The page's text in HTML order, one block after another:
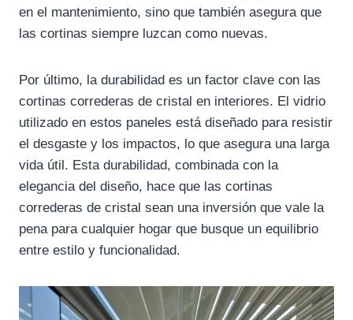
en el mantenimiento, sino que también asegura que
las cortinas siempre luzcan como nuevas.
Por último, la durabilidad es un factor clave con las
cortinas correderas de cristal en interiores. El vidrio
utilizado en estos paneles está diseñado para resistir
el desgaste y los impactos, lo que asegura una larga
vida útil. Esta durabilidad, combinada con la
elegancia del diseño, hace que las cortinas
correderas de cristal sean una inversión que vale la
pena para cualquier hogar que busque un equilibrio
entre estilo y funcionalidad.